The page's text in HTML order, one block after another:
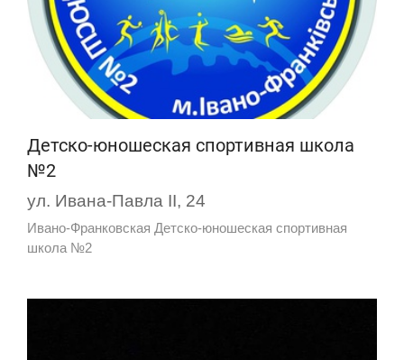
Детско-юношеская спортивная школа
№2
ул. Ивана-Павла II, 24
Ивано-Франковская Детско-юношеская спортивная
школа №2